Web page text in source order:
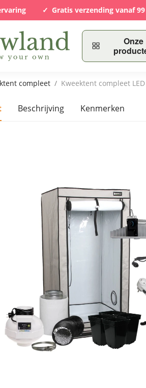
Gratis verzending vanaf
Onze
compleet / Kweektent compleet LED
Beschrijving Kenmerken